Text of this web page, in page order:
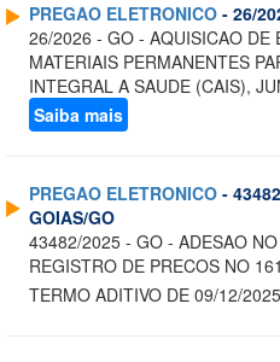
PREGAO ELETRONICO - 26/
26/2026 - GO - AQUISICAO DE
MATERIAIS PERMANENTES
INTEGRAL A SAUDE (CAIS),
Saiba mais
PREGAO ELETRONICO -
GOIAS/GO
43482/2025 - GO - ADESAO
REGISTRO DE PRECOS NO
TERMO ADITIVO DE 09/12/